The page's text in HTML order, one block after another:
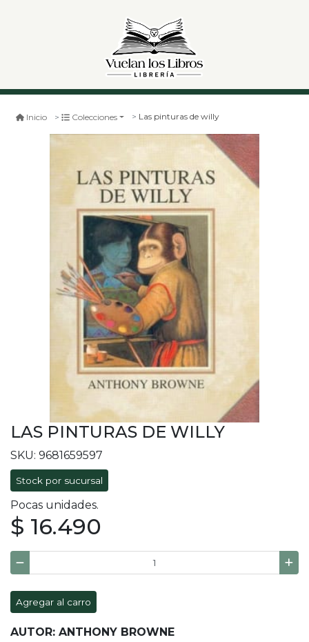
Inicio Colecciones Las pinturas de willy
LAS PINTURAS DE WILLY
SKU: 9681659597
Stock por sucursal
Pocas unidades.
$ 16.490
Agregar al carro
AUTOR: ANTHONY BROWNE